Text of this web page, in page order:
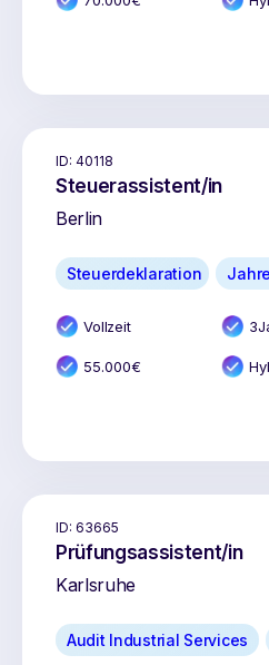
ID: 40118
Steuerassistent/in
Berlin
Steuerdeklaration
Vollzeit 3
55.000€
ID: 63665
Prüfungsassistent/in
Karlsruhe
Audit Industrial Services